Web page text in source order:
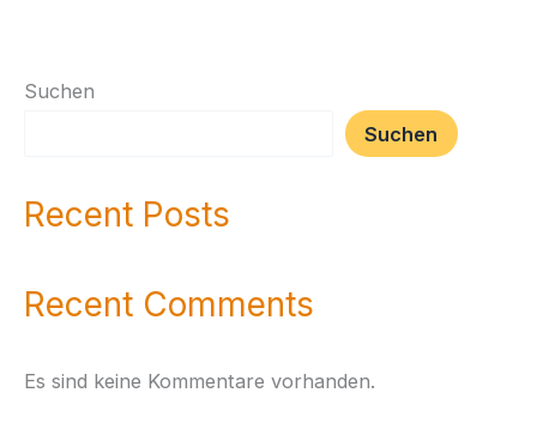
Suchen
Suchen
Recent Posts
Recent Comments
Es sind keine Kommentare vorhanden.